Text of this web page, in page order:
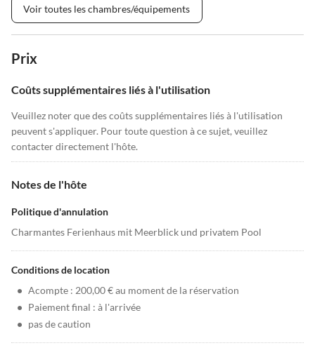
Voir toutes les chambres/équipements
Prix
Coûts supplémentaires liés à l'utilisation
Veuillez noter que des coûts supplémentaires liés à l'utilisation
peuvent s'appliquer. Pour toute question à ce sujet, veuillez
contacter directement l'hôte.
Notes de l'hôte
Politique d'annulation
Charmantes Ferienhaus mit Meerblick und privatem Pool
Conditions de location
• Acompte : 200,00 € au moment de la réservation
• Paiement final : à l'arrivée
• pas de caution